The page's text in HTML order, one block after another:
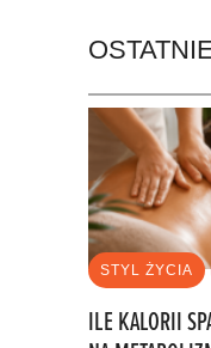
STYL ŻYCIA
ILE KALORII